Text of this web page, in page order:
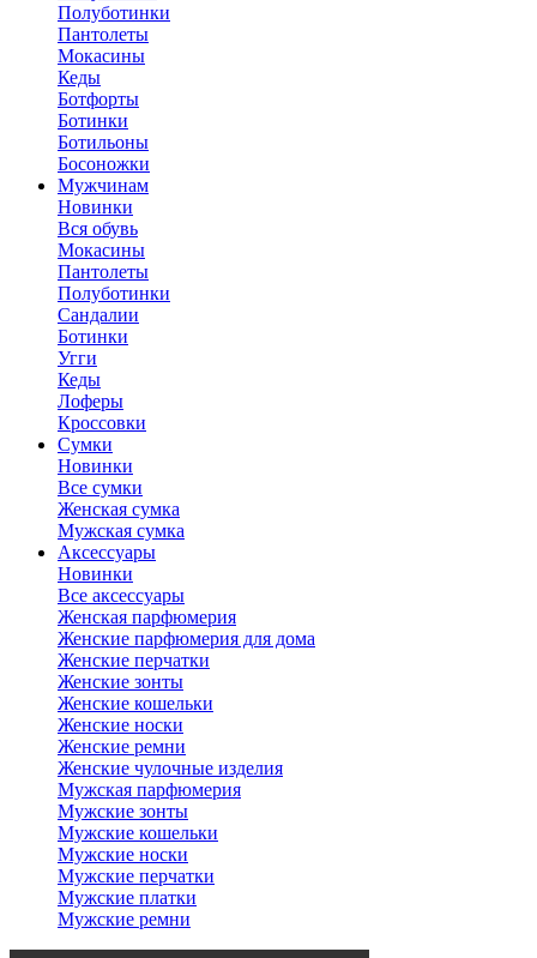
Полуботинки
Пантолеты
Мокасины
Кеды
Ботфорты
Ботинки
Ботильоны
Босоножки
Мужчинам
Новинки
Вся обувь
Мокасины
Пантолеты
Полуботинки
Сандалии
Ботинки
Угги
Кеды
Лоферы
Кроссовки
Сумки
Новинки
Все сумки
Женская сумка
Мужская сумка
Аксессуары
Новинки
Все аксессуары
Женская парфюмерия
Женские парфюмерия для дома
Женские перчатки
Женские зонты
Женские кошельки
Женские носки
Женские ремни
Женские чулочные изделия
Мужская парфюмерия
Мужские зонты
Мужские кошельки
Мужские носки
Мужские перчатки
Мужские платки
Мужские ремни